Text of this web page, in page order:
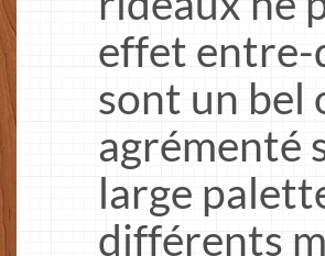
effet entre-
sont un bel
agrémenté
large
différents